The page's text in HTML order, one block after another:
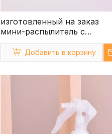
изготовленный на заказ
мини-распылитель с
прозрачным триггером 28-
410
Добавить в корзину